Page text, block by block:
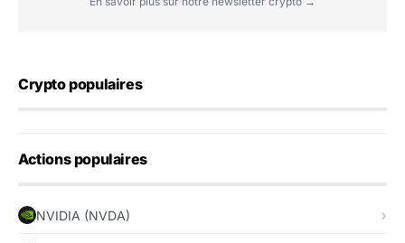
Crypto populaires
Actions populaires
NVIDIA (NVDA)